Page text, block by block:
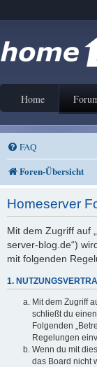
Home
FAQ
Foren-Übersicht
Homeserver
Mit dem Zugriff auf
server-blog.de“)
mit folgenden
1.
Mit dem Zugriff
schließt du
Folgenden
Regelungen
Wenn du mit
das Board nicht